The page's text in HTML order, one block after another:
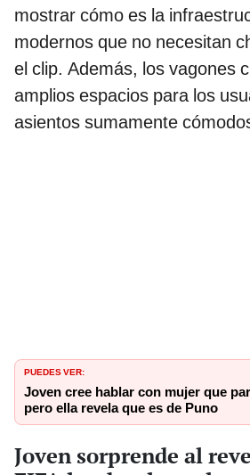
mostrar cómo es la
modernos que no necesitan
el clip. Además, los vagones
amplios espacios para los
asientos sumamente
PUEDES VER:
Joven cree hablar con mujer que
pero ella revela que es de Puno
Joven sorprende al